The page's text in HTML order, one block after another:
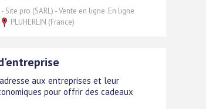
- Site pro (SARL) - Vente en ligne. En ligne
PLUHERLIN (France)
aux entreprises et leur
pour offrir des cadeaux